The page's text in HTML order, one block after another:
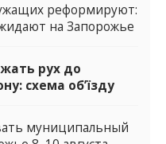
реформируют:
на Запорожье
рух до
схема об’їзду
муниципальный